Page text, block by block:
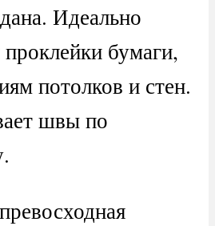
Идеально
бумаги,
потолков и стен.
швы по